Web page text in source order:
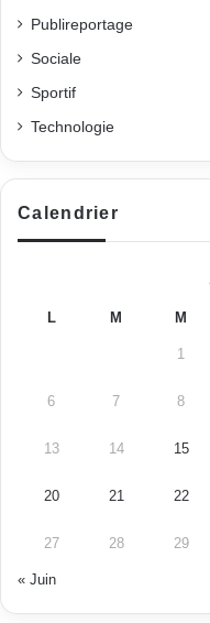
Publireportage
Sociale
Sportif
Technologie
Calendrier
L M M
1
6 7 8
13 14 15
20 21 22
27 28 29
« Juin